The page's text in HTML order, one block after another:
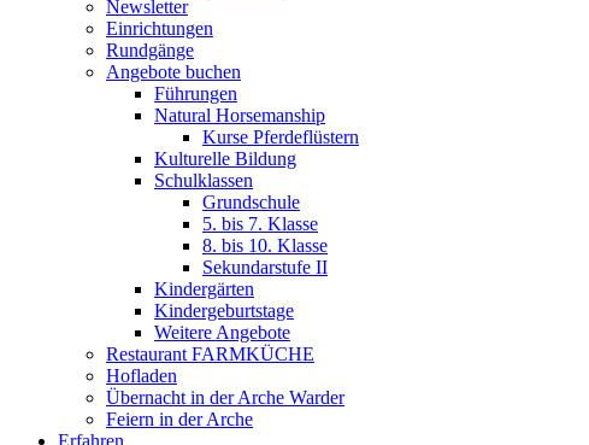
Newsletter
Einrichtungen
Rundgänge
Angebote buchen
Führungen
Natural Horsemanship
Kurse Pferdeflüstern
Kulturelle Bildung
Schulklassen
Grundschule
5. bis 7. Klasse
8. bis 10. Klasse
Sekundarstufe II
Kindergärten
Kindergeburtstage
Weitere Angebote
Restaurant FARMKÜCHE
Hofladen
Übernacht in der Arche Warder
Feiern in der Arche
Erfahren